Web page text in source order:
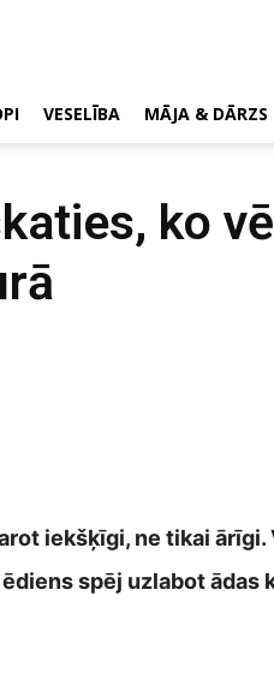
VESELĪBA MĀJA & DĀRZS
ko
iekšķīgi, ne tikai
spēj uzlabot